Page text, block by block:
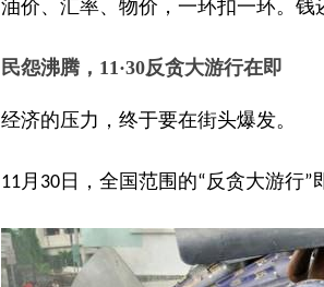
油价、汇率、物价，一环扣一环。钱
民怨沸腾， 11·30反贪大游行在即
经济的压力，终于要在街头爆发。
11月 30 日，全国范围的“反贪大游行”